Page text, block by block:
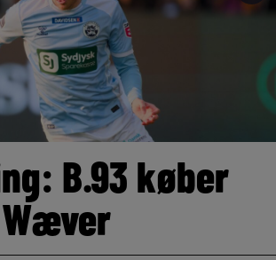
B.93 køber